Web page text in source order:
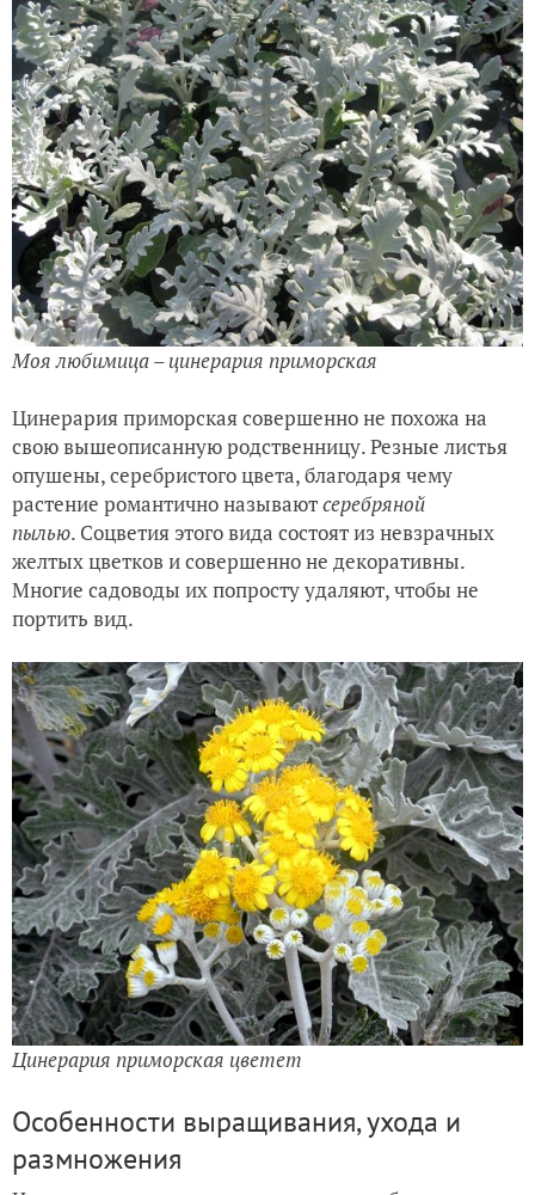
Моя любимица – цинерария приморская
Цинерария приморская совершенно не похожа на
свою вышеописанную родственницу. Резные листья
опушены, серебристого цвета, благодаря чему
растение романтично называютсеребряной
пылью. Соцветия этого вида состоят из невзрачных
желтых цветков и совершенно не декоративны.
Многие садоводы их попросту удаляют, чтобы не
портить вид.
Цинерария приморская цветет
Особенности выращивания, ухода и
размножения